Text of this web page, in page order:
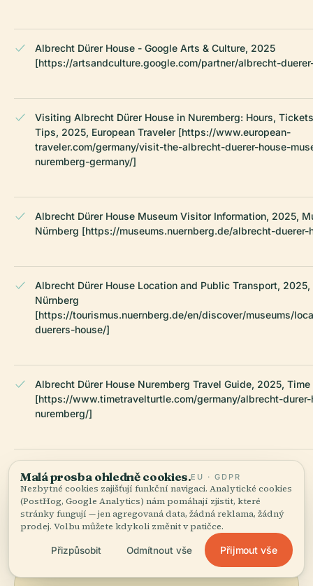
Albrecht Dürer House - Google Arts & Culture, 2025
[https://artsandculture.google.com/partner/albrecht-
Visiting Albrecht Dürer House in Nuremberg: Hours,
Tips, 2025, European Traveler [https://www.european-
traveler.com/germany/visit-the-albrecht-duerer-house-
nuremberg-germany/]
Albrecht Dürer House Museum Visitor Information, 2025,
Nürnberg [https://museums.nuernberg.de/albrecht-duerer-
Albrecht Dürer House Location and Public Transport, 2025,
Nürnberg
[https://tourismus.nuernberg.de/en/discover/museums/
duerers-house/]
Albrecht Dürer House Nuremberg Travel Guide, 2025, Time
[https://www.timetravelturtle.com/germany/albrecht-durer-
nuremberg/]
NAPOSLEDY REVIDOVÁNO: APRIL 2026
Zpracováno z Wikidat, Wikipedie a oficiálních zdrojů ·
Jak tvoříme naše průvodce →
Malá prosba ohledně cookies.EU · GDPR
Nezbytné cookies zajišťují funkční navigaci. Analytické cookies
(PostHog, Google Analytics) nám pomáhají zjistit, které
stránky fungují — jen agregovaná data, žádná reklama, žádný
prodej. Volbu můžete kdykoli změnit v patičce.
Přizpůsobit Odmítnout vše Přijmout vše